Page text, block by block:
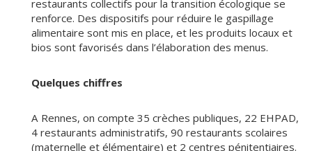
restaurants collectifs pour la transition écologique se
renforce. Des dispositifs pour réduire le gaspillage
alimentaire sont mis en place, et les produits locaux et
bios sont favorisés dans l’élaboration des menus.
Quelques chiffres
A Rennes, on compte 35 crèches publiques, 22 EHPAD,
4 restaurants administratifs, 90 restaurants scolaires
(maternelle et élémentaire) et 2 centres pénitentiaires.